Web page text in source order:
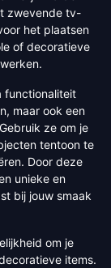
zwevende tv-
het plaatsen
of decoratieve
functionaliteit
maar ook een
ze om je
tentoon te
Door deze
unieke en
bij jouw smaak
om je
items.